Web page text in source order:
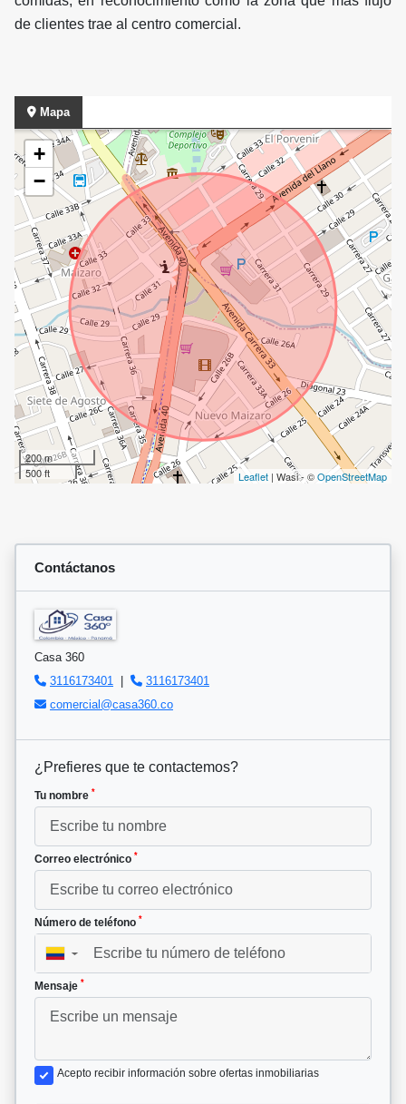
de clientes trae al centro comercial.
Mapa
+
−
200 m
500 ft
Leaflet | Wasi - ©OpenStreetMap
Contáctanos
Casa 360
3116173401
|
3116173401
comercial@casa360.co
¿Prefieres que te contactemos?
Tu nombre *
Correo electrónico *
Número de teléfono *
▼
Mensaje *
Acepto recibir información sobre ofertas inmobiliarias